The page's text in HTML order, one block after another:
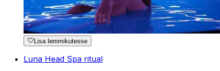
Lisa lemmikutesse
Luna Head Spa ritual